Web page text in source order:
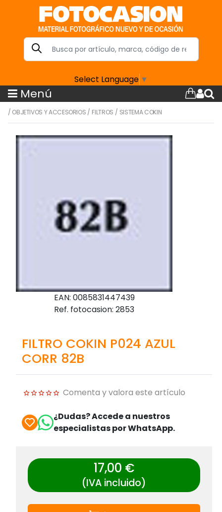
Select Language ▼
Menú
/ OBJETIVOS Y ACCESORIOS / FILTROS / SISTEMA COKIN
EAN: 0085831447439
Ref. fotocasion: 2853
FILTRO COKIN P024 AZUL
CORR 82B
Comenta y valora este artículo
¿Dudas? Accede a nuestros
especialistas por WhatsApp.
17,00 €
(IVA incluido)